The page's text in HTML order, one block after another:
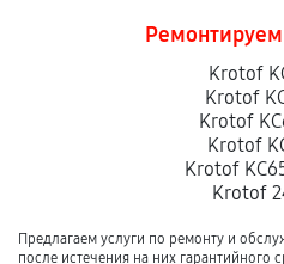
Krotof
Krotof
Krotof
Krotof
Krotof
Krotof
Предлагаем услуги по ремонту и
после истечения на них гарантийного